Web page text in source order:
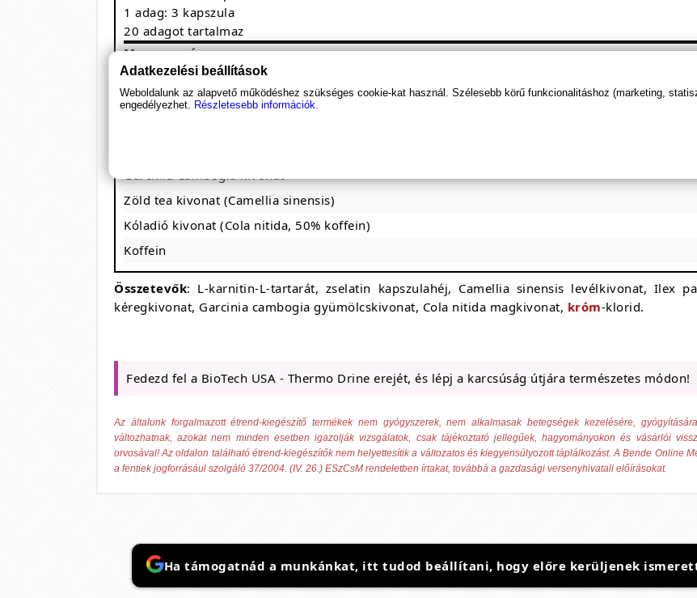
1 adag: 3 kapszula
20 adagot tartalmaz
Megnevezés
Króm
L-karnitin-tartarát
Garcinia Cambogia kivonat
Zöld tea kivonat (Camellia sinensis)
Kóladió kivonat (Cola nitida, 50% koffein)
Koffein
Összetevők: L-karnitin-L-tartarát, zselatin kapszulahéj, Camellia sinensis levélkivonat, Ilex
kéregkivonat, Garcinia cambogia gyümölcskivonat, Cola nitida magkivonat, króm-klorid.
Fedezd fel a BioTech USA - Thermo Drine erejét, és lépj a karcsúság útjára természetes módon!
Az általunk forgalmazott étrend-kiegészítő termékek nem gyógyszerek, nem alkalmasak betegségek kezelésére,
változhatnak, azokat nem minden esetben igazolják vizsgálatok, csak tájékoztató jellegűek, hagyományokon és vásárlói
orvosával! Az oldalon található étrend-kiegészítők nem helyettesítik a változatos és kiegyensúlyozott táplálkozást. A Bende Online
a fentiek jogforrásául szolgáló 37/2004. (IV. 26.) ESzCsM rendeletben írtakat, továbbá a gazdasági versenyhivatali előírásokat.
Ha támogatnád a munkánkat, itt tudod beállítani, hogy előre kerüljenek
Adatkezelési beállítások
Weboldalunk az alapvető működéshez szükséges cookie-kat használ. Szélesebb körű funkcionalitáshoz (marketing,
engedélyezhet. Részletesebb információk.